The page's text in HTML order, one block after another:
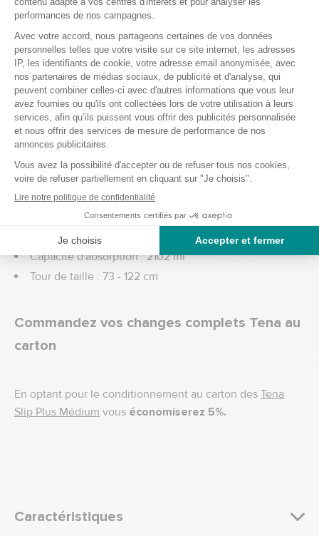
Caractéristiques
Caractéristiques des changes complets
Tena Slip Plus Medium
Testé dermatologiquement
Indicateur d'humidité
Taille M
Capacité d'absorption du Tena Slip Plus
Médium Tena
Capacité d'absorption : 2102 ml
Tour de taille : 73 - 122 cm
Commandez vos changes complets Tena au
carton
En optant pour le conditionnement au carton des Tena
Slip Plus Médium vous économiserez 5%.